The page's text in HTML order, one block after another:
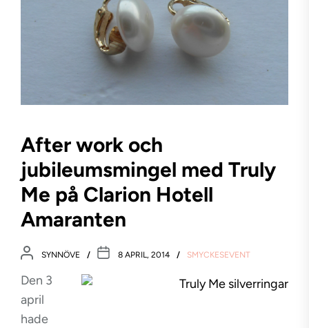
After work och
jubileumsmingel med Truly
Me på Clarion Hotell
Amaranten
SYNNÖVE 8 APRIL, 2014 SMYCKESEVENT
Den 3
april
hade